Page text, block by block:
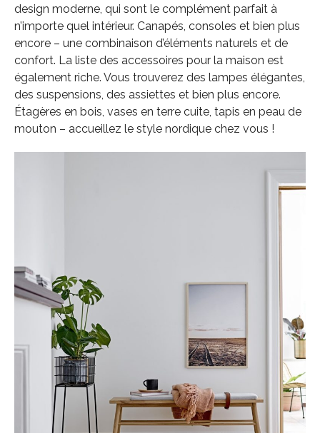
design moderne, qui sont le complément parfait à
n’importe quel intérieur. Canapés, consoles et bien plus
encore – une combinaison d’éléments naturels et de
confort. La liste des accessoires pour la maison est
également riche. Vous trouverez des lampes élégantes,
des suspensions, des assiettes et bien plus encore.
Étagères en bois, vases en terre cuite, tapis en peau de
mouton – accueillez le style nordique chez vous !